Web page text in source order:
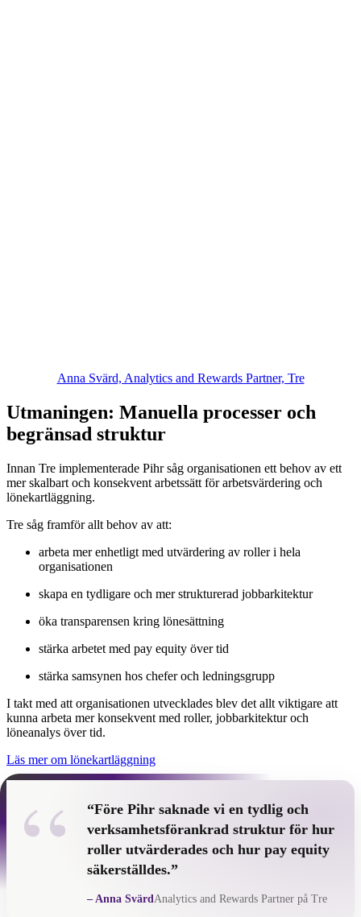
Anna Svärd, Analytics and Rewards Partner, Tre
Utmaningen: Manuella processer och
begränsad struktur
Innan Tre implementerade Pihr såg organisationen ett behov av ett
mer skalbart och konsekvent arbetssätt för arbetsvärdering och
lönekartläggning.
Tre såg framför allt behov av att:
arbeta mer enhetligt med utvärdering av roller i hela
organisationen
skapa en tydligare och mer strukturerad jobbarkitektur
öka transparensen kring lönesättning
stärka arbetet med pay equity över tid
stärka samsynen hos chefer och ledningsgrupp
I takt med att organisationen utvecklades blev det allt viktigare att
kunna arbeta mer konsekvent med roller, jobbarkitektur och
löneanalys över tid.
Läs mer om lönekartläggning
“
“Före Pihr saknade vi en tydlig och
verksamhetsförankrad struktur för hur
roller utvärderades och hur pay equity
säkerställdes.”
– Anna SvärdAnalytics and Rewards Partner på Tre